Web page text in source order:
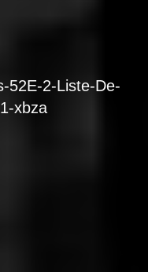
52E-2-Liste-De-
xbza